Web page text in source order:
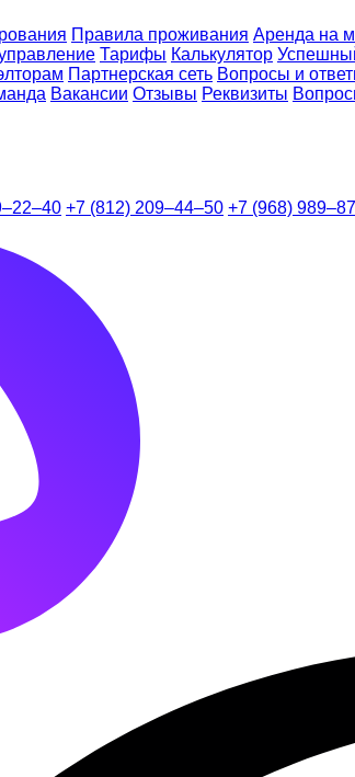
Правила проживания Аренда на
Тарифы Калькулятор
Партнерская сеть Вопросы и
Вакансии Отзывы Реквизиты
+7 (812) 209–44–50 +7 (968)